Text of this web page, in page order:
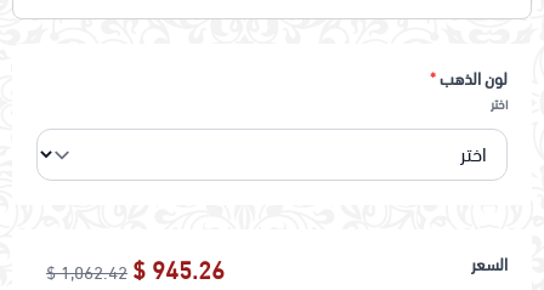
لون الذهب*
اختر
السعر 945.26 $
1,062.42 $